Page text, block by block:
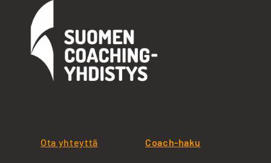
Ota yhteyttä Coach-haku